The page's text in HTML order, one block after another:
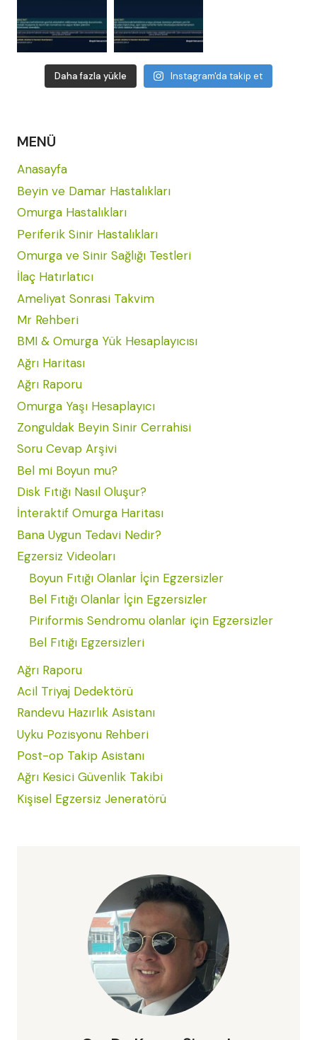
Daha fazla yükle Instagram'da takip et
MENÜ
Anasayfa
Beyin ve Damar Hastalıkları
Omurga Hastalıkları
Periferik Sinir Hastalıkları
Omurga ve Sinir Sağlığı Testleri
İlaç Hatırlatıcı
Ameliyat Sonrasi Takvim
Mr Rehberi
BMI & Omurga Yük Hesaplayıcısı
Ağrı Haritası
Ağrı Raporu
Omurga Yaşı Hesaplayıcı
Zonguldak Beyin Sinir Cerrahisi
Soru Cevap Arşivi
Bel mi Boyun mu?
Disk Fıtığı Nasıl Oluşur?
İnteraktif Omurga Haritası
Bana Uygun Tedavi Nedir?
Egzersiz Videoları
Boyun Fıtığı Olanlar İçin Egzersizler
Bel Fıtığı Olanlar İçin Egzersizler
Piriformis Sendromu olanlar için Egzersizler
Bel Fıtığı Egzersizleri
Ağrı Raporu
Acil Triyaj Dedektörü
Randevu Hazırlık Asistanı
Uyku Pozisyonu Rehberi
Post-op Takip Asistanı
Ağrı Kesici Güvenlik Takibi
Kişisel Egzersiz Jeneratörü